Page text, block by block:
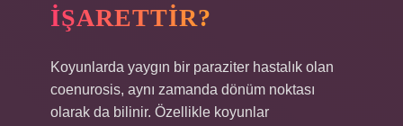
IŞARETTIR?
Koyunlarda yaygın bir paraziter hastalık olan
coenurosis, aynı zamanda dönüm noktası
olarak da bilinir. Özellikle koyunlar